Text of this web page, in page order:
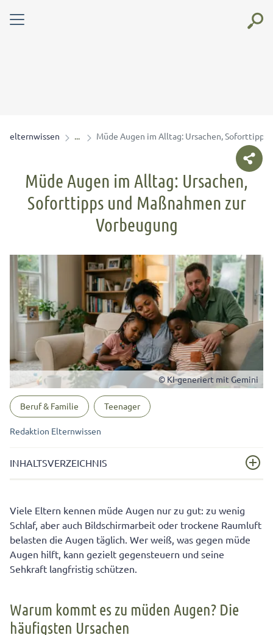
elternwissen Müde Augen im Alltag: Ursachen, Soforttipps
Müde Augen im Alltag: Ursachen,
Soforttipps und Maßnahmen zur
Vorbeugung
© KI-generiert mit Gemini
Beruf & Familie Teenager
Redaktion Elternwissen
INHALTSVERZEICHNIS
Ursachen
Was tun gegen müde Augen? Soforttipps für
zwischendurch
Müde Augen: Was Sie vorbeugend tun können
Viele Eltern kennen müde Augen nur zu gut: zu wenig
Schlaf, aber auch Bildschirmarbeit oder trockene Raumluft
belasten die Augen täglich. Wer weiß, was gegen müde
Augen hilft, kann gezielt gegensteuern und seine
Sehkraft langfristig schützen.
Warum kommt es zu müden Augen? Die
häufigsten Ursachen